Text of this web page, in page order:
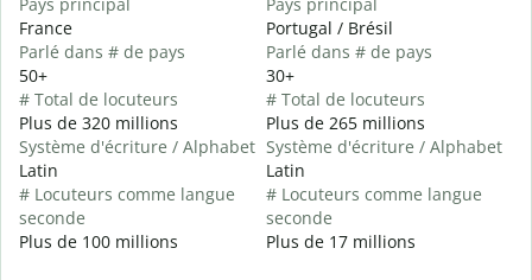
France
Parlé dans # de pays
50+
# Total de locuteurs
Plus de 320 millions
Système d'écriture / Alphabet
Latin
# Locuteurs comme langue
seconde
Plus de 100 millions
Portugal / Brésil
Parlé dans # de pays
30+
# Total de locuteurs
Plus de 265 millions
Système d'écriture / Alphabet
Latin
# Locuteurs comme langue
seconde
Plus de 17 millions